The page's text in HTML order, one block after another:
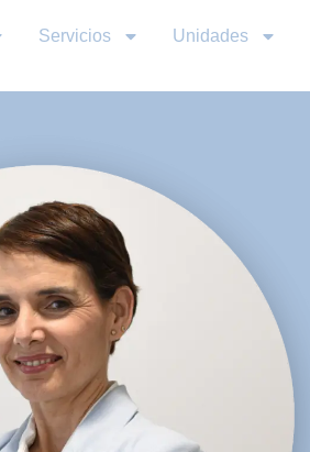
Servicios Unidades